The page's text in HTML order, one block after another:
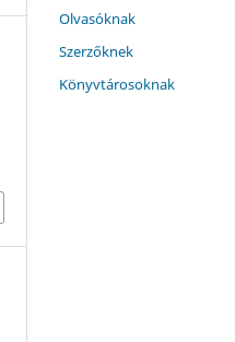
Olvasóknak
Szerzőknek
Könyvtárosoknak